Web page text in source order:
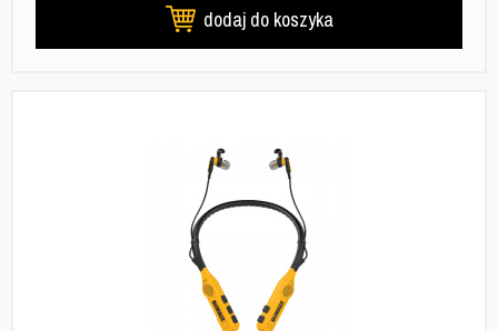
dodaj do koszyka